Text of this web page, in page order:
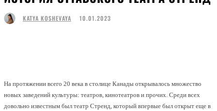
KATYA KOSHEVAYA 10.01.2023
На протяжении всего 20 века в столице Канады открывалось множество
новых заведений культуры: театров, кинотеатров и прочих. Среди всех
довольно известным был театр Стренд, который впервые был открыт еще в